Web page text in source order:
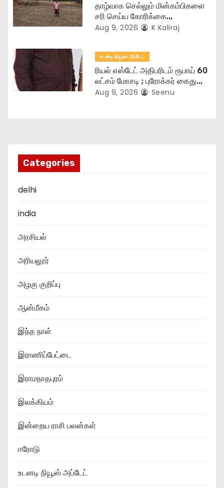
தாழ்வாக செல்லும் மின்கம்பிகளை
சரி செய்ய கோரிக்கை..,
Aug 9, 2026 K Kaliraj
உடனடி நியூஸ் அப்டேட்
ரியல் எஸ்டேட் அதிபரிடம் ரூபாய் 60
லட்சம் மோசடி ; புரோக்கர் கைது..,
Aug 9, 2026 Seenu
Categories
delhi
india
அரசியல்
அரியலூர்
அழகு குறிப்பு
ஆன்மீகம்
இந்த நாள்
இராணிப்பேட்டை
இராமநாதபுரம்
இலக்கியம்
இன்றைய ராசி பலன்கள்
ஈரோடு
உடனடி நியூஸ் அப்டேட்